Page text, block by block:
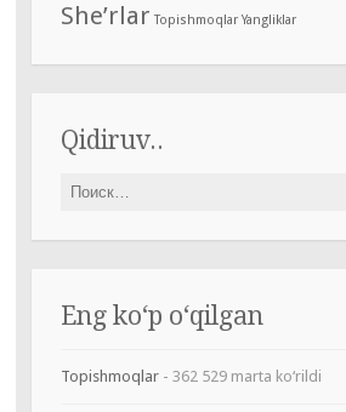
She’rlar Topishmoqlar Yangliklar
Qidiruv..
Найти:
Eng ko‘p o‘qilgan
Topishmoqlar- 362 529 marta ko‘rildi